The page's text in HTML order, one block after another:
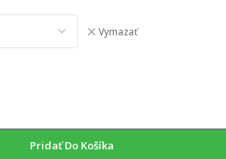
Vymazať
Pridať Do Košíka